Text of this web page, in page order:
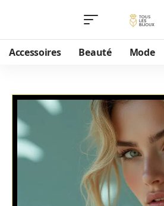
Accessoires Beauté Mode